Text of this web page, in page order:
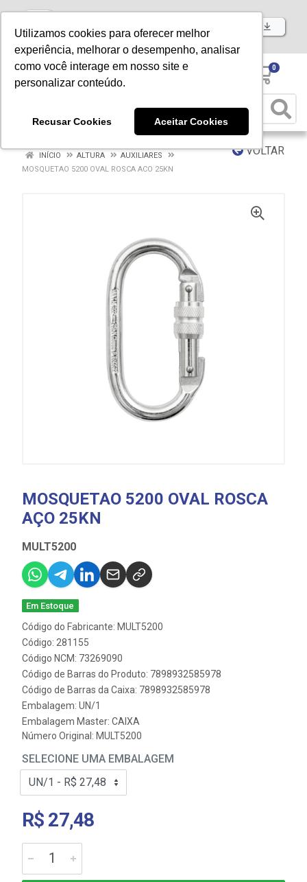
Utilizamos cookies para oferecer melhor
experiência, melhorar o desempenho, analisar
como você interage em nosso site e
personalizar conteúdo.
Recusar Cookies Aceitar Cookies
Baixe já nosso APP
0
VOLTAR
INÍCIO ALTURA
AUXILIARES
MOSQUETAO 5200 OVAL ROSCA ACO 25KN
MOSQUETAO 5200 OVAL ROSCA
AÇO 25KN
MULT5200
Em Estoque
Código do Fabricante: MULT5200
Código: 281155
Código NCM: 73269090
Código de Barras do Produto: 7898932585978
Código de Barras da Caixa: 7898932585978
Embalagem: UN/1
Embalagem Master: CAIXA
Número Original: MULT5200
SELECIONE UMA EMBALAGEM
R$ 27,48